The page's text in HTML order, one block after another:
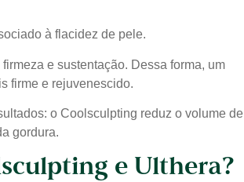
à flacidez de pele.
e sustentação. Dessa forma, um
firme e rejuvenescido.
o Coolsculpting reduz o volume de
gordura.
e Ulthera?